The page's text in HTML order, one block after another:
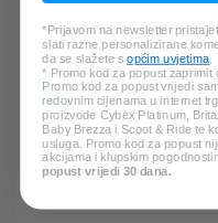
*Prijavom na newsletter
slati razne personalizirane
da se slažete sopćim uvjetima.
* Promo kod za popust zaprimit
Promo kod za popust vrijedi
redovnim cijenama u internet
proizvode Cybex Platinum,
Baby Brezza i Scoot & Ride te
usluga. Promo kod za popust
akcijama i klupskim
popust vrijedi 30 dana.